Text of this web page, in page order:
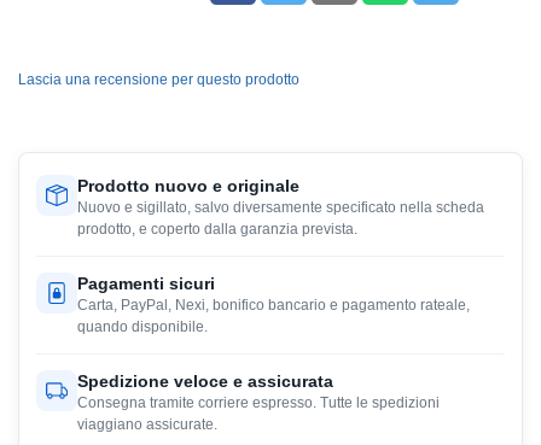
Lascia una recensione per questo prodotto
Prodotto nuovo e originale
Nuovo e sigillato, salvo diversamente specificato nella scheda
prodotto, e coperto dalla garanzia prevista.
Pagamenti sicuri
Carta, PayPal, Nexi, bonifico bancario e pagamento rateale,
quando disponibile.
Spedizione veloce e assicurata
Consegna tramite corriere espresso. Tutte le spedizioni
viaggiano assicurate.